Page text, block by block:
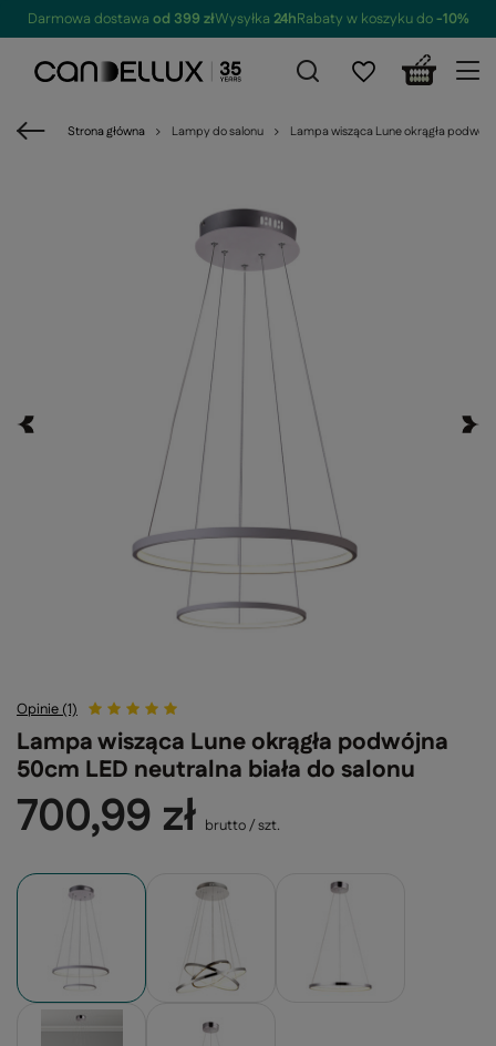
Darmowa dostawa od 399 złWysyłka 24hRabaty w koszyku do-10%
Strona główna Lampy do salonu Lampa wisząca Lune okrągła
Opinie (1)
Lampa wisząca Lune okrągła podwójna
50cm LED neutralna biała do salonu
700,99 zł brutto/szt.